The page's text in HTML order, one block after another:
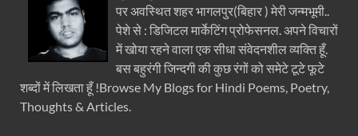
पर अवस्थित शहर भागलपुर(बिहार ) मेरी जन्मभूमी..
पेशे से : डिजिटल मार्केटिंग प्रोफेसनल. अपने विचारों
में खोया रहने वाला एक सीधा संवेदनशील व्यक्ति हूँ.
बस बहुरंगी जिन्दगी की कुछ रंगों को समेटे टूटे फूटे
शब्दों में लिखता हूँ !Browse My Blogs for Hindi Poems, Poetry,
Thoughts & Articles.